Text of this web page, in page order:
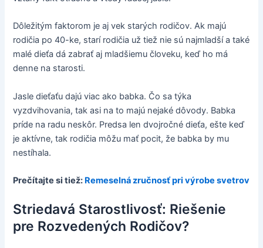
Dôležitým faktorom je aj vek starých rodičov. Ak majú
rodičia po 40-ke, starí rodičia už tiež nie sú najmladší a také
malé dieťa dá zabrať aj mladšiemu človeku, keď ho má
denne na starosti.
Jasle dieťaťu dajú viac ako babka. Čo sa týka
vyzdvihovania, tak asi na to majú nejaké dôvody. Babka
príde na radu neskôr. Predsa len dvojročné dieťa, ešte keď
je aktívne, tak rodičia môžu mať pocit, že babka by mu
nestíhala.
Prečítajte si tiež: Remeselná zručnosť pri výrobe svetrov
Striedavá Starostlivosť: Riešenie
pre Rozvedených Rodičov?